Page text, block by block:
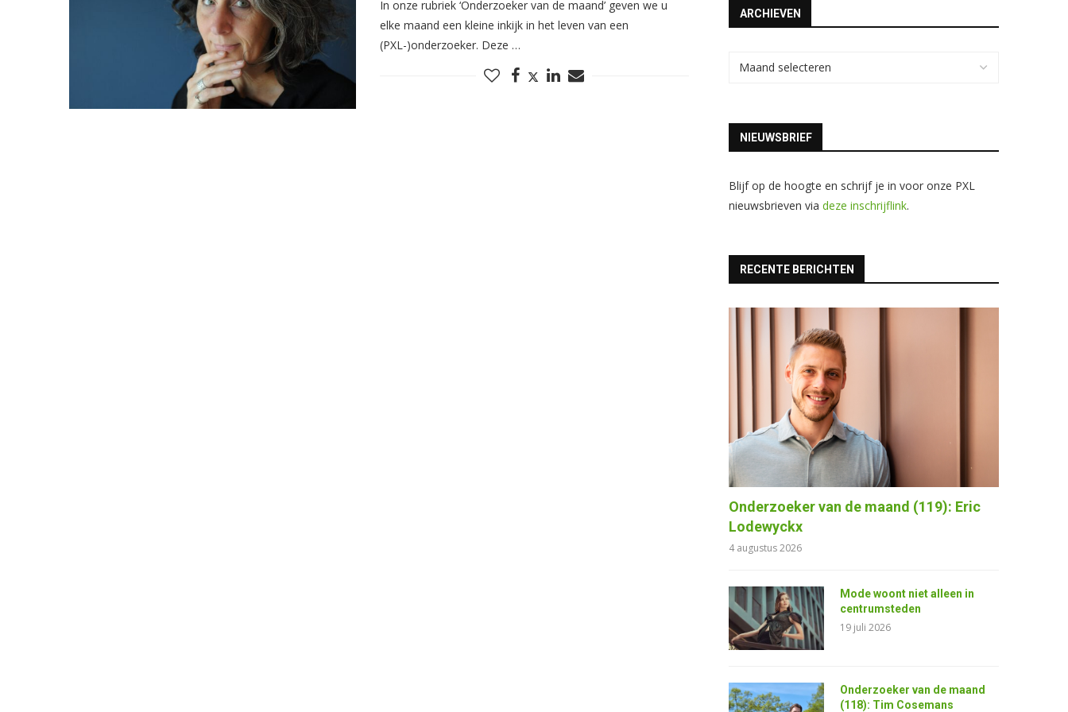
In onze rubriek ‘Onderzoeker van de maand’ geven we u
elke maand een kleine inkijk in het leven van een
(PXL-)onderzoeker. Deze …
ARCHIEVEN
NIEUWSBRIEF
Blijf op de hoogte en schrijf je in voor onze PXL
nieuwsbrieven via deze inschrijflink.
RECENTE BERICHTEN
Onderzoeker van de maand (119): Eric
Lodewyckx
4 augustus 2026
Mode woont niet alleen in
centrumsteden
19 juli 2026
Onderzoeker van de maand
(118): Tim Cosemans